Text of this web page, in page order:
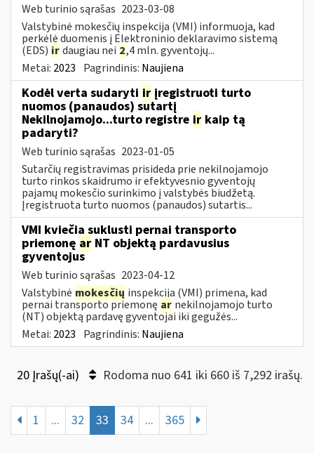
Web turinio sąrašas 2023-03-08
Valstybinė mokesčių inspekcija (VMI) informuoja, kad
perkėlė duomenis į Elektroninio deklaravimo sistemą
(EDS) irdaugiau nei 2,4 mln. gyventojų...
Metai: 2023 Pagrindinis: Naujiena
Kodėl verta sudaryti ir įregistruoti turto
nuomos (panaudos) sutartį
Nekilnojamojo...turto registre ir kaip tą
padaryti?
Web turinio sąrašas 2023-01-05
Sutarčių registravimas prisideda prie nekilnojamojo
turto rinkos skaidrumo ir efektyvesnio gyventojų
pajamų mokesčio surinkimo į valstybės biudžetą.
Įregistruota turto nuomos (panaudos) sutartis...
VMI kviečia suklusti pernai transporto
priemonę ar NT objektą pardavusius
gyventojus
Web turinio sąrašas 2023-04-12
Valstybinė mokesčių inspekcija (VMI) primena, kad
pernai transporto priemonę ar nekilnojamojo turto
(NT) objektą pardavę gyventojai iki gegužės...
Metai: 2023 Pagrindinis: Naujiena
20 Įrašų(-ai) Rodoma nuo 641 iki 660 iš 7,292 irašų.
1 ... 32 33 34 ... 365